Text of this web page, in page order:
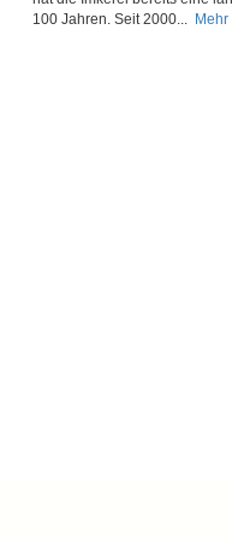
100 Jahren. Seit 2000... Mehr